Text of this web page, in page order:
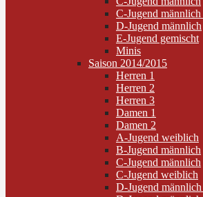
C-Jugend männlich
D-Jugend männlich
E-Jugend gemischt
Minis
Saison 2014/2015
Herren 1
Herren 2
Herren 3
Damen 1
Damen 2
A-Jugend weiblich
B-Jugend männlich
C-Jugend männlich
C-Jugend weiblich
D-Jugend männlich